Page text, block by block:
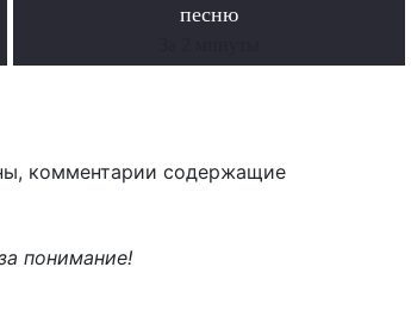
песню
комментарии содержащие
понимание!